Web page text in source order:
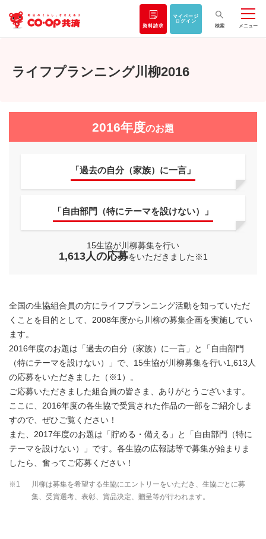
資料請求
マイページ
ログイン
検索
メニュー
ライフプランニング川柳2016
2016年度のお題
「過去の自分（家族）に一言」
「自由部門（特にテーマを設けない）」
15生協が川柳募集を行い
1,613人の応募をいただきました※1
全国の生協組合員の方にライフプランニング活動を知っていただ
くことを目的として、2008年度から川柳の募集企画を実施してい
ます。
2016年度のお題は「過去の自分（家族）に一言」と「自由部門
（特にテーマを設けない）」で、15生協が川柳募集を行い1,613人
の応募をいただきました（※1）。
ご応募いただきました組合員の皆さま、ありがとうございます。
ここに、2016年度の各生協で受賞された作品の一部をご紹介しま
すので、ぜひご覧ください！
また、2017年度のお題は「貯める・備える」と「自由部門（特に
テーマを設けない）」です。各生協の広報誌等で募集が始まりま
したら、奮ってご応募ください！
※1
川柳は募集を希望する生協にエントリーをいただき、生協ごとに募
集、受賞選考、表彰、賞品決定、贈呈等が行われます。